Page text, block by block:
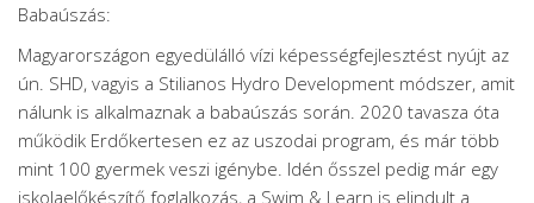
Babaúszás:
Magyarországon egyedülálló vízi képességfejlesztést nyújt az
ún. SHD, vagyis a Stilianos Hydro Development módszer, amit
nálunk is alkalmaznak a babaúszás során. 2020 tavasza óta
működik Erdőkertesen ez az uszodai program, és már több
mint 100 gyermek veszi igénybe. Idén ősszel pedig már egy
iskolaelőkészítő foglalkozás, a Swim & Learn is elindult a